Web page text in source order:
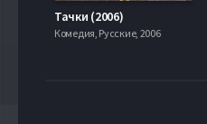
Тачки (2006)
Комедия, Русские, 2006